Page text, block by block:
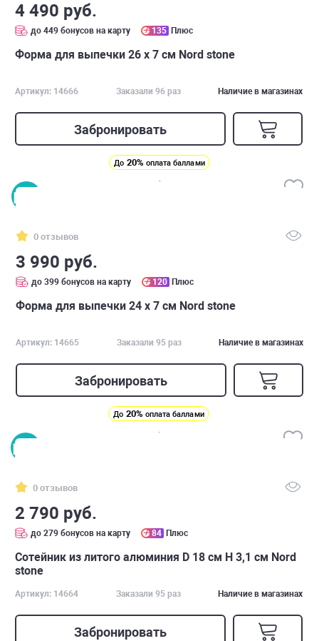
4 490 руб.
до 449 бонусов на карту 135 Плюс
Форма для выпечки 26 х 7 см Nord stone
Артикул: 14666 Заказали 96 раз Наличие в магазинах
Забронировать
До 20% оплата баллами
0 отзывов
3 990 руб.
до 399 бонусов на карту 120 Плюс
Форма для выпечки 24 х 7 см Nord stone
Артикул: 14665 Заказали 95 раз Наличие в магазинах
Забронировать
До 20% оплата баллами
0 отзывов
2 790 руб.
до 279 бонусов на карту 84 Плюс
Сотейник из литого алюминия D 18 см H 3,1 см Nord
stone
Артикул: 14664 Заказали 95 раз Наличие в магазинах
Забронировать